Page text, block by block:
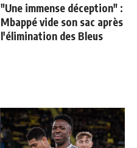
"Une immense déception" :
Mbappé vide son sac après
l'élimination des Bleus